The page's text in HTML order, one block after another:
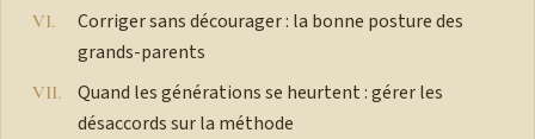
Corriger sans décourager : la bonne posture des
grands-parents
Quand les générations se heurtent : gérer les
désaccords sur la méthode